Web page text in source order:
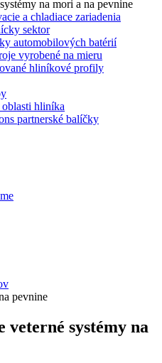
na mori a na pevnine
a chladiace zariadenia
sektor
automobilových batérií
vyrobené na mieru
hliníkové profily
hliníka
partnerské balíčky
pevnine
systémy na